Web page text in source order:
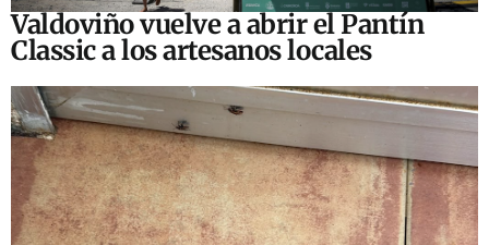
Valdoviño vuelve a abrir el Pantín
Classic a los artesanos locales